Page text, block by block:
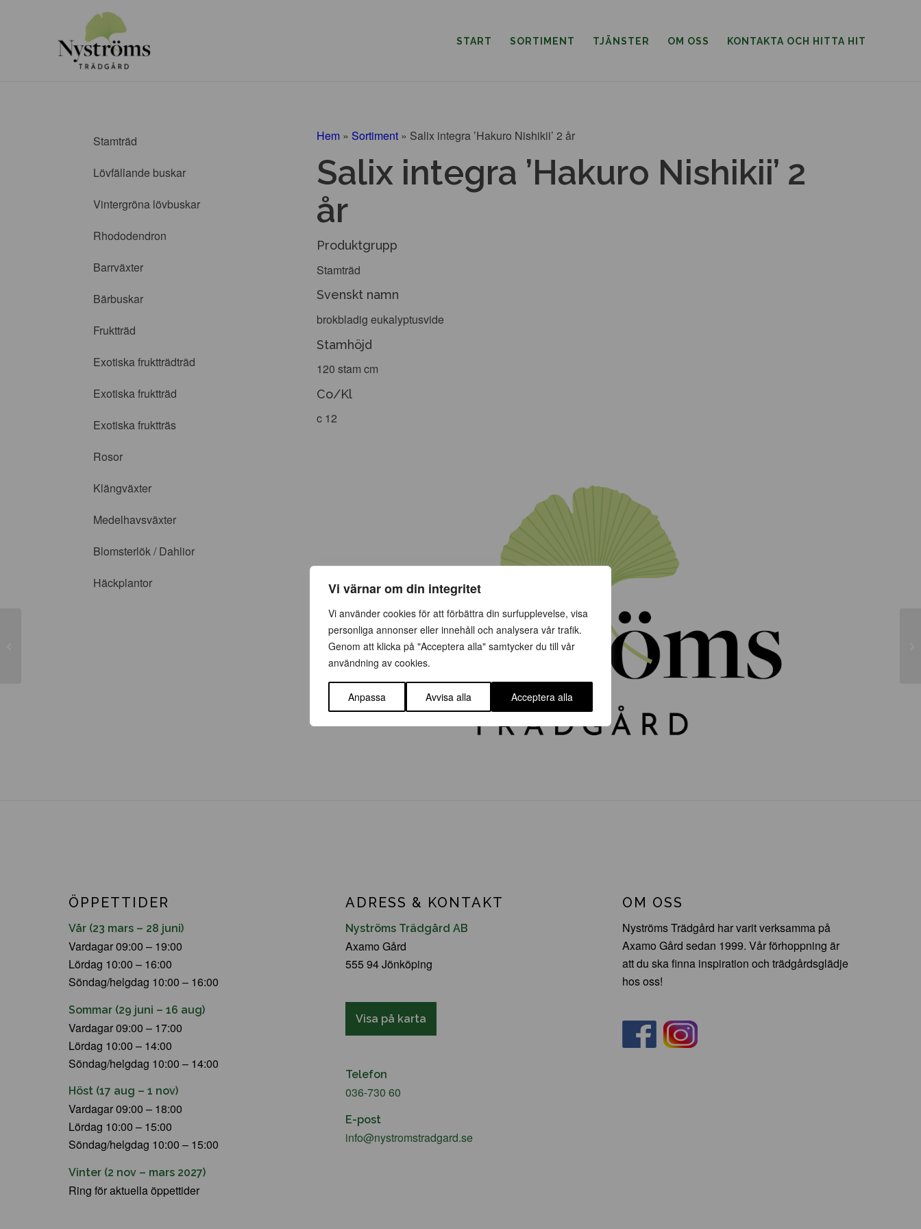
Vi värnar om din integritet
Vi använder cookies för att förbättra din surfupplevelse, visa
personliga annonser eller innehåll och analysera vår trafik.
Genom att klicka på "Acceptera alla" samtycker du till vår
användning av cookies.
Anpassa Avvisa alla Acceptera alla
START SORTIMENT TJÄNSTER OM OSS KONTAKTA OCH HITTA HIT
Stamträd
Lövfällande buskar
Vintergröna lövbuskar
Rhododendron
Barrväxter
Bärbuskar
Fruktträd
Exotiska fruktträdträd
Exotiska fruktträd
Exotiska fruktträs
Rosor
Klängväxter
Medelhavsväxter
Blomsterlök / Dahlior
Häckplantor
Hem » Sortiment » Salix integra ’Hakuro Nishikii’ 2 år
Salix integra ’Hakuro Nishikii’ 2
år
Produktgrupp
Stamträd
Svenskt namn
brokbladig eukalyptusvide
Stamhöjd
120 stam cm
Co/Kl
c 12
ÖPPETTIDER
Vår (23 mars – 28 juni)
Vardagar 09:00 – 19:00
Lördag 10:00 – 16:00
Söndag/helgdag 10:00 – 16:00
Sommar (29 juni – 16 aug)
Vardagar 09:00 – 17:00
Lördag 10:00 – 14:00
Söndag/helgdag 10:00 – 14:00
Höst (17 aug – 1 nov)
Vardagar 09:00 – 18:00
Lördag 10:00 – 15:00
Söndag/helgdag 10:00 – 15:00
Vinter (2 nov – mars 2027)
Ring för aktuella öppettider
ADRESS & KONTAKT
Nyströms Trädgård AB
Axamo Gård
555 94 Jönköping
Visa på karta
Telefon
036-730 60
E-post
info@nystromstradgard.se
OM OSS
Nyströms Trädgård har varit verksamma på
Axamo Gård sedan 1999. Vår förhoppning är
att du ska finna inspiration och trädgårdsglädje
hos oss!